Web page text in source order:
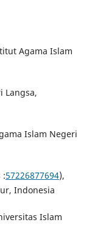
Agama Islam
Langsa,
Islam Negeri
:57226877694),
Indonesia
Islam